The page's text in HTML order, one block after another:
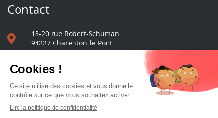
Contact
18-20 rue Robert-Schuman
94227 Charenton-le-Pont